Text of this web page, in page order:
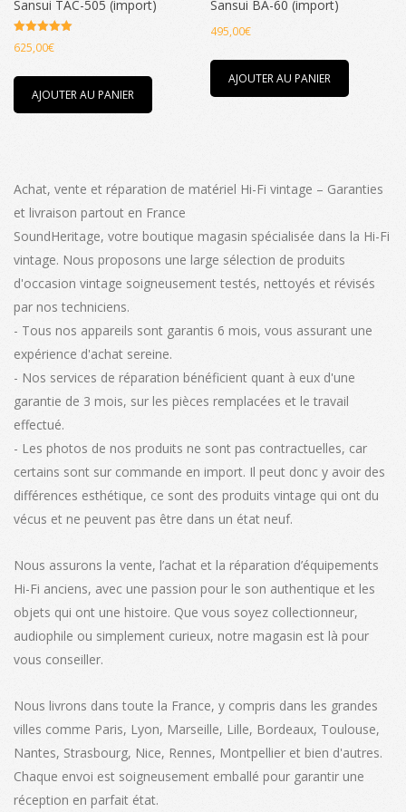
Sansui TAC-505 (import)
Note
5.00
625,00€
AJOUTER AU PANIER
Sansui BA-60 (import)
495,00€
AJOUTER AU PANIER
Achat, vente et réparation de matériel Hi-Fi vintage – Garanties
et livraison partout en France
SoundHeritage, votre boutique magasin spécialisée dans la Hi-Fi
vintage. Nous proposons une large sélection de produits
d'occasion vintage soigneusement testés, nettoyés et révisés
par nos techniciens.
- Tous nos appareils sont garantis 6 mois, vous assurant une
expérience d'achat sereine.
- Nos services de réparation bénéficient quant à eux d'une
garantie de 3 mois, sur les pièces remplacées et le travail
effectué.
- Les photos de nos produits ne sont pas contractuelles, car
certains sont sur commande en import. Il peut donc y avoir des
différences esthétique, ce sont des produits vintage qui ont du
vécus et ne peuvent pas être dans un état neuf.
Nous assurons la vente, l’achat et la réparation d’équipements
Hi-Fi anciens, avec une passion pour le son authentique et les
objets qui ont une histoire. Que vous soyez collectionneur,
audiophile ou simplement curieux, notre magasin est là pour
vous conseiller.
Nous livrons dans toute la France, y compris dans les grandes
villes comme Paris, Lyon, Marseille, Lille, Bordeaux, Toulouse,
Nantes, Strasbourg, Nice, Rennes, Montpellier et bien d'autres.
Chaque envoi est soigneusement emballé pour garantir une
réception en parfait état.